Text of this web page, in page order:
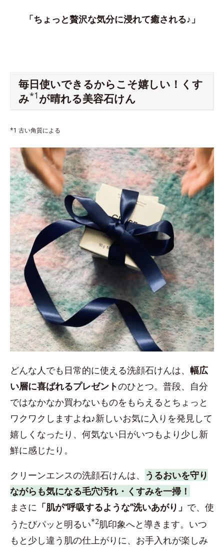
「ちょっと贅沢な気分に浸れて癒される♪」
毎日使いできるからこそ嬉しい！くす
み*1が晴れる美容石けん
*1 古い角質による
どんな人でも日常的に使える洗顔石けんは、 幅広
い層に喜ばれるプレゼントのひとつ。普段、自分
ではなかなか買わないものをもらえるとちょっと
ワクワクしますよね♪新しいお気に入りを発見して
嬉しくなったり、何気ない日がいつもより少し新
鮮に感じたり。
クリーンエンスの洗顔石けんは、
うるおいを守り
ながらも気になる毛穴汚れ・くすみを一掃！
まさに 「肌が“呼吸するような”洗いあがり」 で、使
うたびパッと明るい*2肌印象へと導きます。いつ
もと少し違う肌の仕上がりに、お手入れが楽しみ